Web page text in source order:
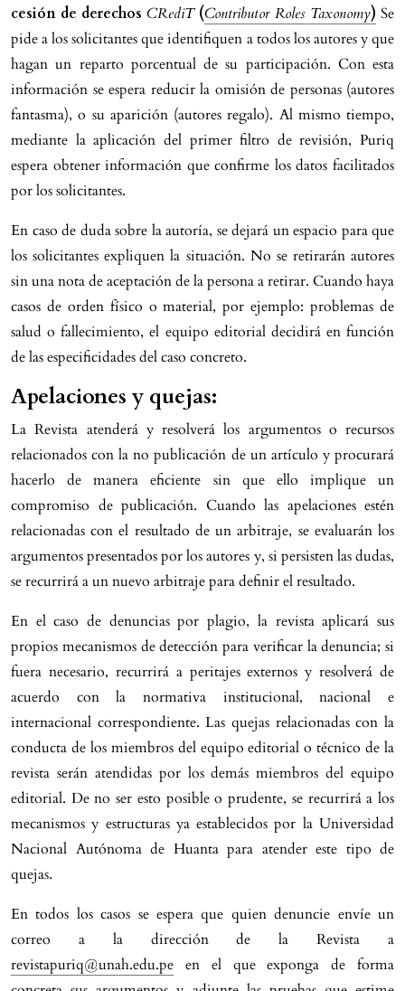
cesión de derechos CRediT (Contributor Roles Taxonomy) Se
pide a los solicitantes que identifiquen a todos los autores y que
hagan un reparto porcentual de su participación. Con esta
información se espera reducir la omisión de personas (autores
fantasma), o su aparición (autores regalo). Al mismo tiempo,
mediante la aplicación del primer filtro de revisión, Puriq
espera obtener información que confirme los datos facilitados
por los solicitantes.
En caso de duda sobre la autoría, se dejará un espacio para que
los solicitantes expliquen la situación. No se retirarán autores
sin una nota de aceptación de la persona a retirar. Cuando haya
casos de orden físico o material, por ejemplo: problemas de
salud o fallecimiento, el equipo editorial decidirá en función
de las especificidades del caso concreto.
Apelaciones y quejas:
La Revista atenderá y resolverá los argumentos o recursos
relacionados con la no publicación de un artículo y procurará
hacerlo de manera eficiente sin que ello implique un
compromiso de publicación. Cuando las apelaciones estén
relacionadas con el resultado de un arbitraje, se evaluarán los
argumentos presentados por los autores y, si persisten las dudas,
se recurrirá a un nuevo arbitraje para definir el resultado.
En el caso de denuncias por plagio, la revista aplicará sus
propios mecanismos de detección para verificar la denuncia; si
fuera necesario, recurrirá a peritajes externos y resolverá de
acuerdo con la normativa institucional, nacional e
internacional correspondiente. Las quejas relacionadas con la
conducta de los miembros del equipo editorial o técnico de la
revista serán atendidas por los demás miembros del equipo
editorial. De no ser esto posible o prudente, se recurrirá a los
mecanismos y estructuras ya establecidos por la Universidad
Nacional Autónoma de Huanta para atender este tipo de
quejas.
En todos los casos se espera que quien denuncie envíe un
correo a la dirección de la Revista a
revistapuriq@unah.edu.pe en el que exponga de forma